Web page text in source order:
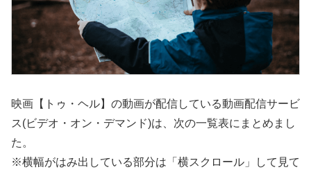
映画【トゥ・ヘル】の動画が配信している動画配信サービ
ス(ビデオ・オン・デマンド)は、次の一覧表にまとめまし
た。
※横幅がはみ出している部分は「横スクロール」して見て